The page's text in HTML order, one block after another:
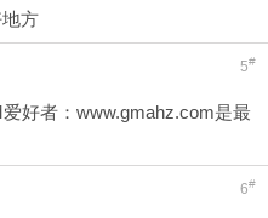
方
5#
好者：www.gmahz.com是最
6#